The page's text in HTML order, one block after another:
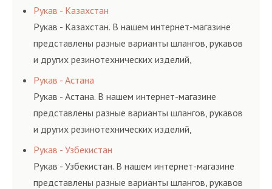
соответствующих ГОСТам, техническим условиям
и нормативам.
Рукав - Казахстан
Рукав - Казахстан. В нашем интернет-магазине
представлены разные варианты шлангов, рукавов
и других резинотехнических изделий,
соответствующих ГОСТам, техническим условиям
и нормативам.
Рукав - Астана
Рукав - Астана. В нашем интернет-магазине
представлены разные варианты шлангов, рукавов
и других резинотехнических изделий,
соответствующих ГОСТам, техническим условиям
и нормативам.
Рукав - Узбекистан
Рукав - Узбекистан. В нашем интернет-магазине
представлены разные варианты шлангов, рукавов